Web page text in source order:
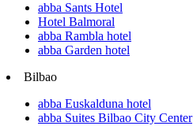
abba Sants Hotel
Hotel Balmoral
abba Rambla hotel
abba Garden hotel
Bilbao
abba Euskalduna hotel
abba Suites Bilbao City Center